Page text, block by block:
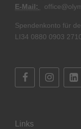
E-Mail:
Spendenkonto für
LI34 0880 0903
Links